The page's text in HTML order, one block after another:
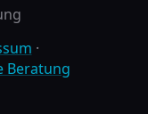
·
Beratung